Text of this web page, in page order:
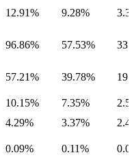
12.91% 9.28%
96.86% 57.53%
57.21% 39.78%
10.15% 7.35%
4.29% 3.37%
0.09% 0.11%